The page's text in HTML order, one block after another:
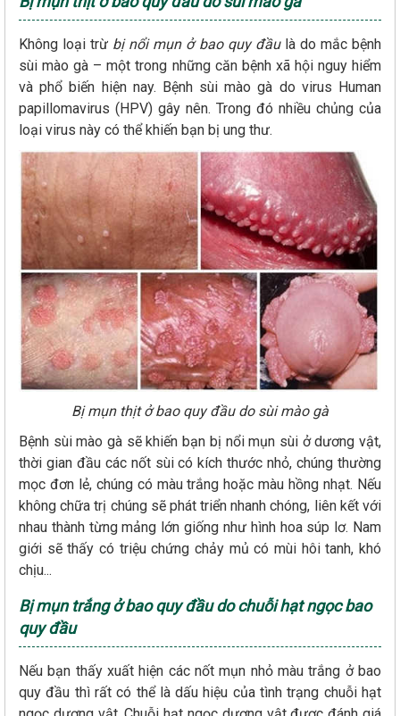
Không loại trừ bị nổi mụn ở bao quy đầulà do mắc bệnh
sùi mào gà – một trong những căn bệnh xã hội nguy hiểm
và phổ biến hiện nay. Bệnh sùi mào gà do virus Human
papillomavirus (HPV) gây nên. Trong đó nhiều chủng của
loại virus này có thể khiến bạn bị ung thư.
Bị mụn thịt ở bao quy đầu do sùi mào gà
Bệnh sùi mào gà sẽ khiến bạn bị nổi mụn sùi ở dương vật,
thời gian đầu các nốt sùi có kích thước nhỏ, chúng thường
mọc đơn lẻ, chúng có màu trắng hoặc màu hồng nhạt. Nếu
không chữa trị chúng sẽ phát triển nhanh chóng, liên kết với
nhau thành từng mảng lớn giống như hình hoa súp lơ. Nam
giới sẽ thấy có triệu chứng chảy mủ có mùi hôi tanh, khó
chịu...
Bị mụn trắng ở bao quy đầu do chuỗi hạt ngọc bao
quy đầu
Nếu bạn thấy xuất hiện các nốt mụn nhỏ màu trắng ở bao
quy đầu thì rất có thể là dấu hiệu của tình trạng chuỗi hạt